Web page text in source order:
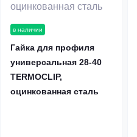
в наличии
Гайка для профиля
универсальная 28-40
TERMOCLIP,
оцинкованная сталь